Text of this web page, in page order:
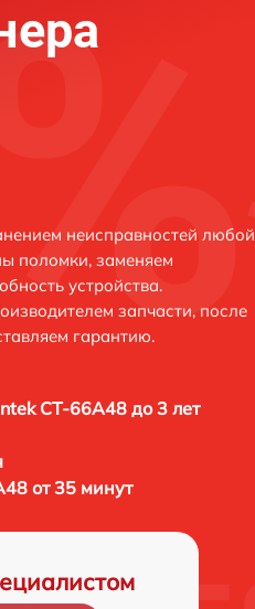
неисправностей любой
поломки, заменяем
устройства.
запчасти, после
гарантию.
CT-66A48 до 3 лет
от 35 минут